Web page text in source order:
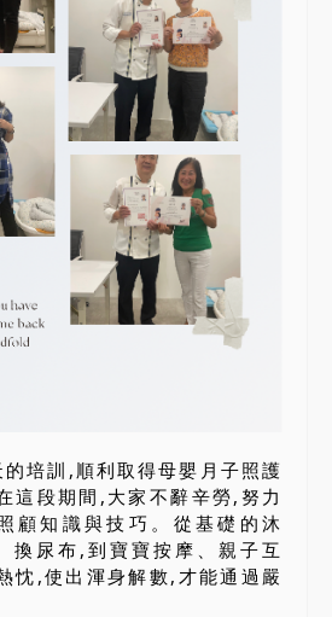
培訓,順利取得母嬰月子照護
這段期間,大家不辭辛勞,努力
顧知識與技巧。從基礎的沐
換尿布,到寶寶按摩、親子互
忱,使出渾身解數,才能通過嚴